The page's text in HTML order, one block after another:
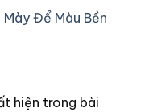
Để Màu Bền
hiện trong bài